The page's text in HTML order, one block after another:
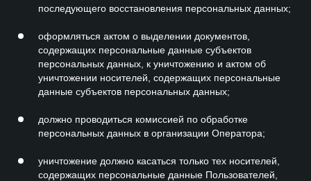
последующего восстановления персональных данных;
оформляться актом о выделении документов,
содержащих персональные данные субъектов
персональных данных, к уничтожению и актом об
уничтожении носителей, содержащих персональные
данные субъектов персональных данных;
должно проводиться комиссией по обработке
персональных данных в организации Оператора;
уничтожение должно касаться только тех носителей,
содержащих персональные данные Пользователей,